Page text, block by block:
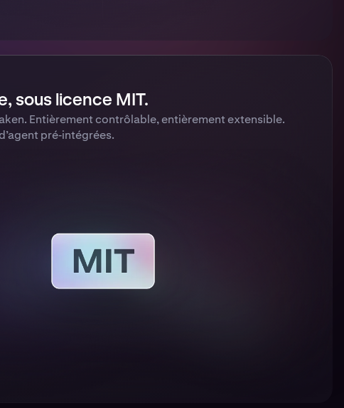
sous licence MIT.
Entièrement contrôlable, entièrement extensible.
pré‑intégrées.